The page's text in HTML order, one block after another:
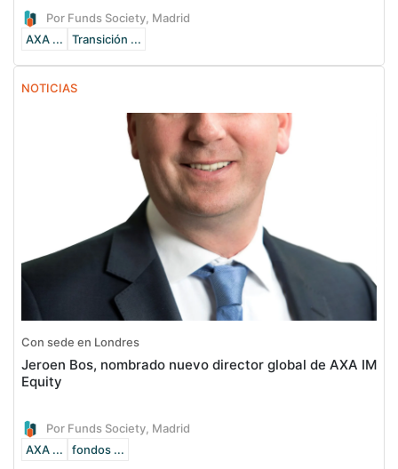
Por Funds Society, Madrid
AXA ...
Transición ...
NOTICIAS
Con sede en Londres
Jeroen Bos, nombrado nuevo director global de AXA IM
Equity
Por Funds Society, Madrid
AXA ...
fondos ...